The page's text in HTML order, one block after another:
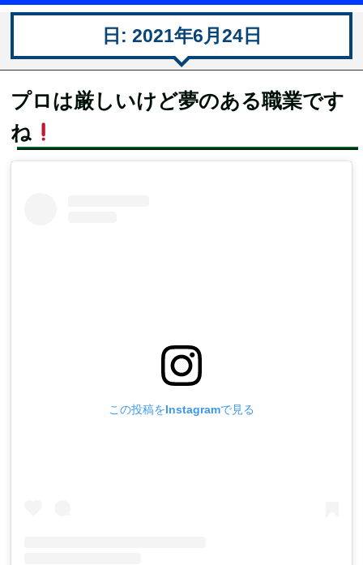
日: 2021年6月24日
プロは厳しいけど夢のある職業です
ね
この投稿をInstagramで見る